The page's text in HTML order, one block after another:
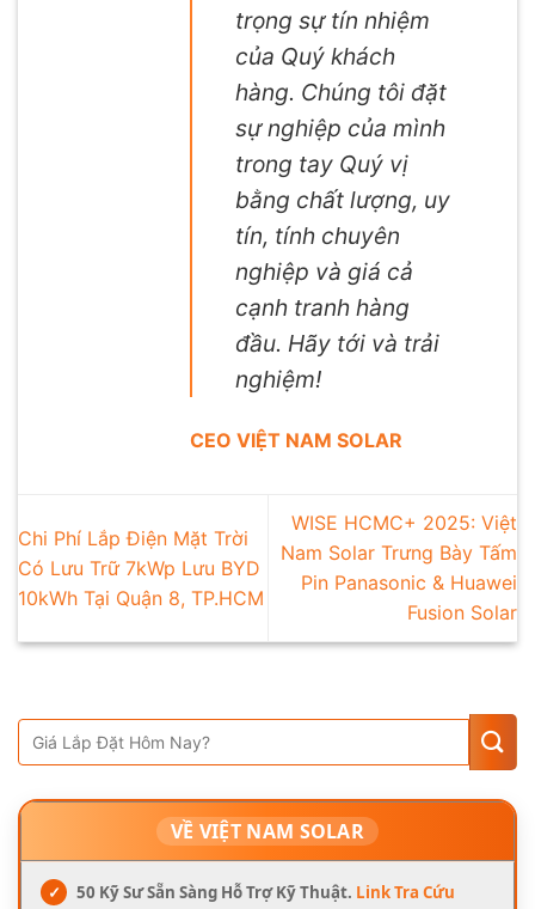
trọng sự tín nhiệm
của Quý khách
hàng. Chúng tôi đặt
sự nghiệp của mình
trong tay Quý vị
bằng chất lượng, uy
tín, tính chuyên
nghiệp và giá cả
cạnh tranh hàng
đầu. Hãy tới và trải
nghiệm!
CEO VIỆT NAM SOLAR
Chi Phí Lắp Điện Mặt Trời
Có Lưu Trữ 7kWp Lưu BYD
10kWh Tại Quận 8, TP.HCM
WISE HCMC+ 2025: Việt
Nam Solar Trưng Bày Tấm
Pin Panasonic & Huawei
Fusion Solar
VỀ VIỆT NAM SOLAR
✓ 50 Kỹ Sư Sẵn Sàng Hỗ Trợ Kỹ Thuật. Link Tra Cứu